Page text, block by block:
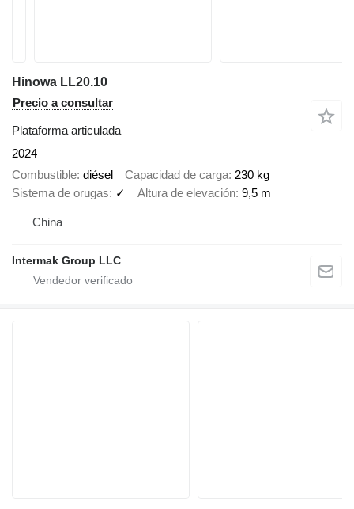
Hinowa LL20.10
Precio a consultar
Plataforma articulada
2024
Combustible diésel Capacidad de carga 230 kg
Sistema de orugas
✓ Altura de elevación 9,5 m
China
Intermak Group LLC